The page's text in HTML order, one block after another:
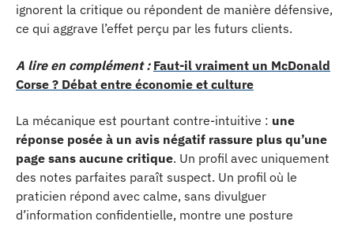
ignorent la critique ou répondent de manière défensive,
ce qui aggrave l’effet perçu par les futurs clients.
A lire en complément : Faut-il vraiment un McDonald
Corse ? Débat entre économie et culture
La mécanique est pourtant contre-intuitive : une
réponse posée à un avis négatif rassure plus qu’une
page sans aucune critique. Un profil avec uniquement
des notes parfaites paraît suspect. Un profil où le
praticien répond avec calme, sans divulguer
d’information confidentielle, montre une posture